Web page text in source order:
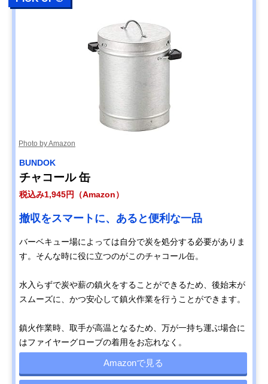
Photo by Amazon
BUNDOK
チャコール 缶
税込み1,945円（Amazon）
撤収をスマートに、あると便利な一品
バーベキュー場によっては自分で炭を処分する必要がありま
す。そんな時に役に立つのがこのチャコール缶。
水入らずで炭や薪の鎮火をすることができるため、後始末が
スムーズに、かつ安心して鎮火作業を行うことができます。
鎮火作業時、取手が高温となるため、万が一持ち運ぶ場合に
はファイヤーグローブの着用をお忘れなく。
Amazonで見る